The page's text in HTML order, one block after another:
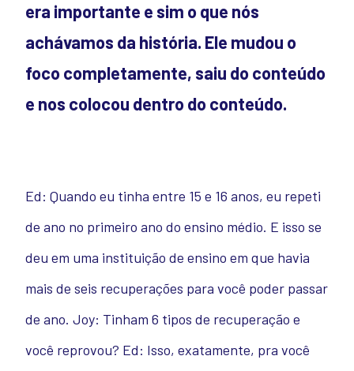
era importante e sim o que nós
achávamos da história. Ele mudou o
foco completamente, saiu do conteúdo
e nos colocou dentro do conteúdo.
Ed: Quando eu tinha entre 15 e 16 anos, eu repeti
de ano no primeiro ano do ensino médio. E isso se
deu em uma instituição de ensino em que havia
mais de seis recuperações para você poder passar
de ano. Joy: Tinham 6 tipos de recuperação e
você reprovou? Ed: Isso, exatamente, pra você